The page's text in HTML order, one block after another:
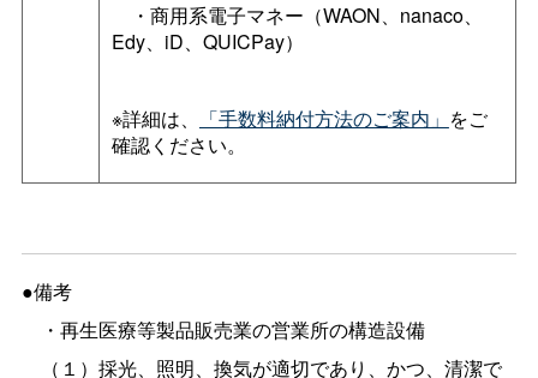
・商用系電子マネー（WAON、nanaco、
Edy、iD、QUICPay）
※詳細は、 「手数料納付方法のご案内」 をご
確認ください。
●備考
・再生医療等製品販売業の営業所の構造設備
（１）採光、照明、換気が適切であり、かつ、清潔で